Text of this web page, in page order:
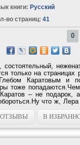
книги: Русский
во страниц: 41
0
состоятельный,
только на
Каратовым и
тоже
– не подарок,
что ж,
ОТЗЫВЫ В